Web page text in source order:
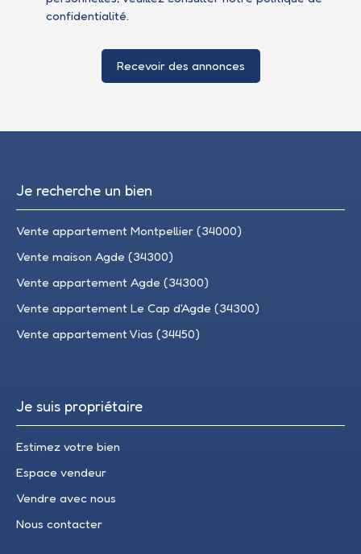
confidentialité.
Recevoir des annonces
Je recherche un bien
Vente appartement Montpellier (34000)
Vente maison Agde (34300)
Vente appartement Agde (34300)
Vente appartement Le Cap d'Agde (34300)
Vente appartement Vias (34450)
Je suis propriétaire
Estimez votre bien
Espace vendeur
Vendre avec nous
Nous contacter